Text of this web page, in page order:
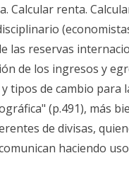
Calcular renta.
las reservas
de los ingresos y
tipos de cambio para
(p.491), más
de divisas,
haciendo